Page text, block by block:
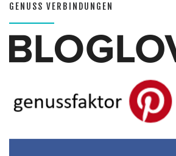
GENUSS VERBINDUNGEN